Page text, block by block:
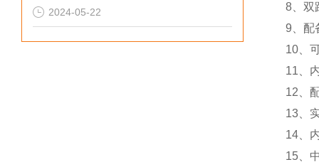
2024-05-22
8、双
9、配
10、
11、
12、
13、
14、
15、